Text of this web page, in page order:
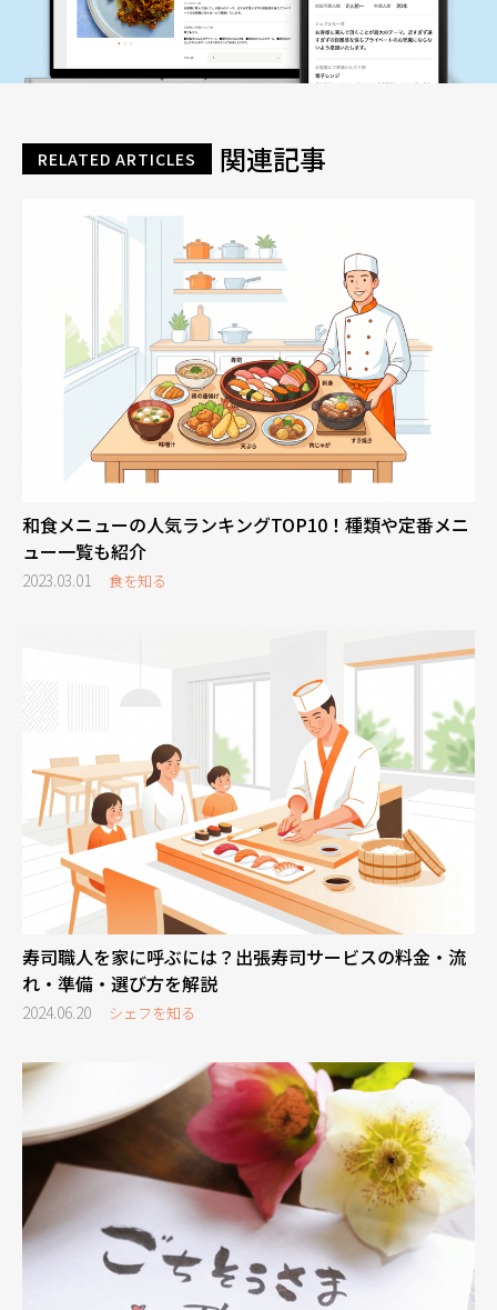
RELATED ARTICLES 関連記事
和食メニューの人気ランキングTOP10！種類や定番メニ
ュー一覧も紹介
2023.03.01 食を知る
寿司職人を家に呼ぶには？出張寿司サービスの料金・流
れ・準備・選び方を解説
2024.06.20 シェフを知る